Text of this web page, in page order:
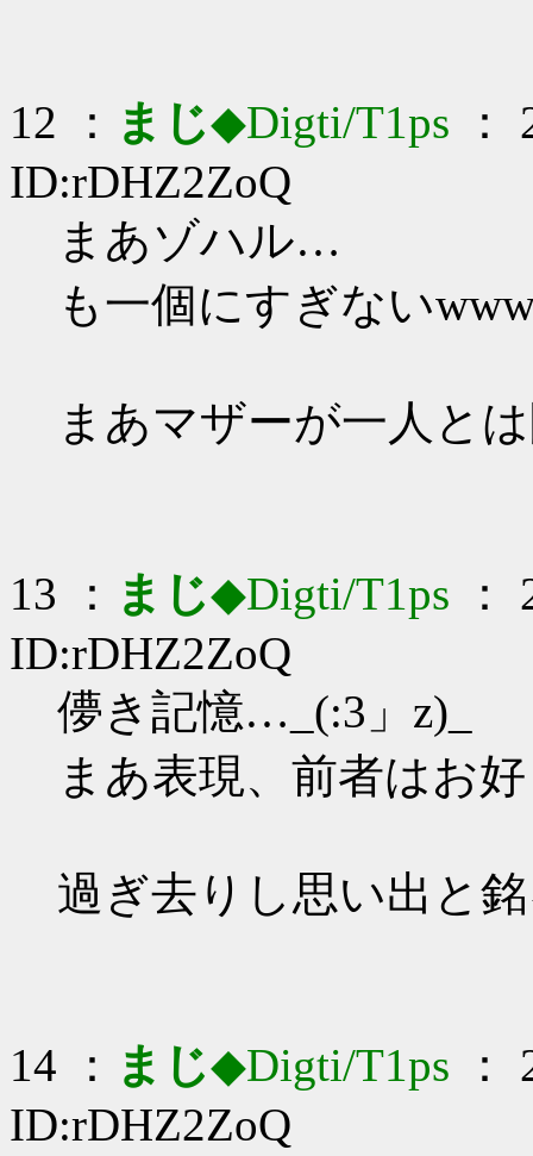
12 ： まじ◆Digti/T1ps ：
ID:rDHZ2ZoQ
まあゾハル…
も一個にすぎない
まあマザーが一人と
13 ： まじ◆Digti/T1ps ：
ID:rDHZ2ZoQ
儚き記憶…_(:3」z)_
まあ表現、前者はお
過ぎ去りし思い出と
14 ： まじ◆Digti/T1ps ：
ID:rDHZ2ZoQ